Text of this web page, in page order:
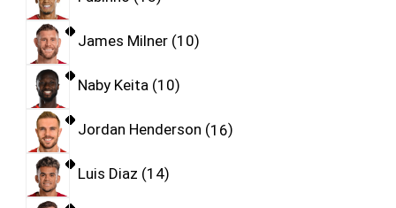
James Milner 10
Naby Keita 10
Jordan Henderson 16
Luis Diaz 14